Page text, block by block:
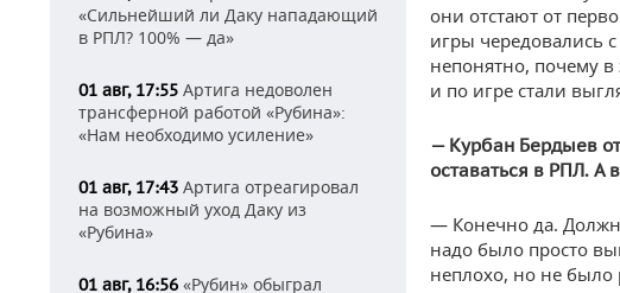
«Сильнейший ли Даку нападающий
в РПЛ? 100% — да»
01 авг, 17:55 Артига недоволен
трансферной работой «Рубина»:
«Нам необходимо усиление»
01 авг, 17:43 Артига отреагировал
на возможный уход Даку из
«Рубина»
01 авг, 16:56 «Рубин» обыграл
они отстают от
игры чередовались
непонятно, почему
и по игре стали
— Курбан Бердыев
оставаться в РПЛ. А
— Конечно да.
надо было просто
неплохо, но не было